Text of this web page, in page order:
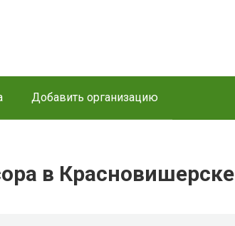
Добавить организацию
в Красновишерске